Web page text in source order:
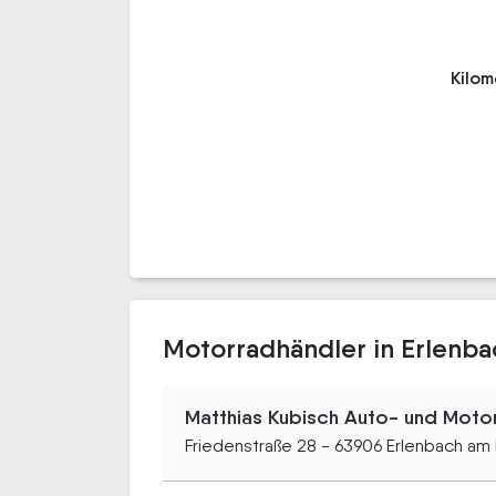
Motorradhändler in
Matthias Kubisch Auto- und
Friedenstraße 28 - 63906 Erlenbach am